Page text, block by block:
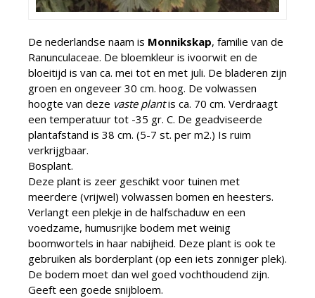
De nederlandse naam is Monnikskap, familie van de
Ranunculaceae. De bloemkleur is ivoorwit en de
bloeitijd is van ca. mei tot en met juli. De bladeren zijn
groen en ongeveer 30 cm. hoog. De volwassen
hoogte van deze vaste plantis ca. 70 cm. Verdraagt
een temperatuur tot -35 gr. C. De geadviseerde
plantafstand is 38 cm. (5-7 st. per m2.) Is ruim
verkrijgbaar.
Bosplant.
Deze plant is zeer geschikt voor tuinen met
meerdere (vrijwel) volwassen bomen en heesters.
Verlangt een plekje in de halfschaduw en een
voedzame, humusrijke bodem met weinig
boomwortels in haar nabijheid. Deze plant is ook te
gebruiken als borderplant (op een iets zonniger plek).
De bodem moet dan wel goed vochthoudend zijn.
Geeft een goede snijbloem.